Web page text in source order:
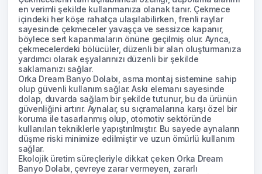
en verimli şekilde kullanmanıza olanak tanır. Çekmece
içindeki her köşe rahatça ulaşılabilirken, frenli raylar
sayesinde çekmeceler yavaşça ve sessizce kapanır,
böylece sert kapanmaların önüne geçilmiş olur. Ayrıca,
çekmecelerdeki bölücüler, düzenli bir alan oluşturmanıza
yardımcı olarak eşyalarınızı düzenli bir şekilde
saklamanızı sağlar.
Orka Dream Banyo Dolabı, asma montaj sistemine sahip
olup güvenli kullanım sağlar. Askı elemanı sayesinde
dolap, duvarda sağlam bir şekilde tutunur, bu da ürünün
güvenliğini artırır. Aynalar, su sıçramalarına karşı özel bir
koruma ile tasarlanmış olup, otomotiv sektöründe
kullanılan tekniklerle yapıştırılmıştır. Bu sayede aynaların
düşme riski minimize edilmiştir ve uzun ömürlü kullanım
sağlar.
Ekolojik üretim süreçleriyle dikkat çeken Orka Dream
Banyo Dolabı, çevreye zarar vermeyen, zararlı